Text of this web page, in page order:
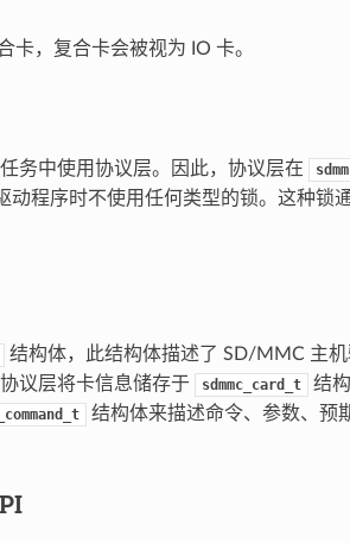
卡，复合卡会被视为 IO 卡。
务中使用协议层。因此，协议层在
动程序时不使用任何类型的锁。这种锁
结构体，此结构体描述了 SD/MMC 主
议层将卡信息储存于
sdmmc_card_t
结
结构体来描述命令、参数、预